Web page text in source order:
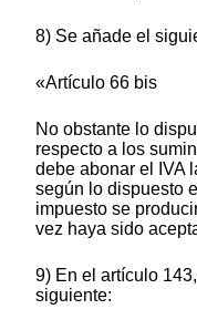
8) Se añade el
«Artículo 66 bis
No obstante lo
respecto a los
debe abonar el IVA
según lo dispuesto
impuesto se
vez haya sido
9) En el artículo
siguiente: